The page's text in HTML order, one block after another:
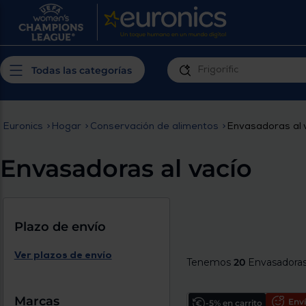
Personaliza tu
ti y con mejor plazo de entrega
Todas las categorías
Euronics > Hogar > Conservación de alimentos > Envasadoras al
Envasadoras al vacío
Plazo de envío
Ver plazos de envío
Marcas
Tenemos 20
-5% en carrito